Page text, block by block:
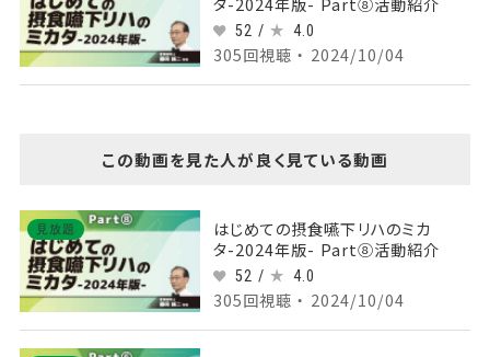
52 / 4.0
305回視聴 ・ 2024/10/04
この動画を見た人が良く見ている動画
見放題
はじめての摂食嚥下リハのミカ
タ-2024年版- Part⑧活動紹介
52 / 4.0
305回視聴 ・ 2024/10/04